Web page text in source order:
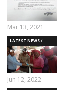
Mar 13, 2021
LATEST NEWS /
ताज़ातरीन खबरें
Jun 12, 2022